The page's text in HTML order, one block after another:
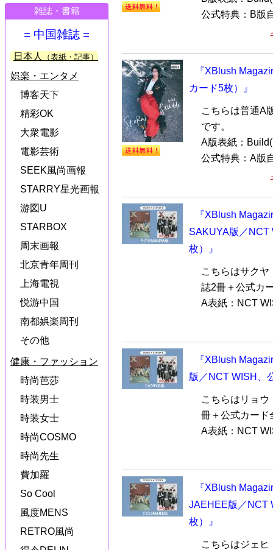
雑誌・書籍
= 中国雑誌 =
日本人 （表紙・記事）
娯楽・エンタメ
博客天下
精彩OK
大衆電影
電影芸術
SEEK風尚画報
STARRY星光画報
游図U
STARBOX
周末画報
北京青年周刊
上海電視
悦游中国
南都娯楽周刊
その他
健康・ファッション
時尚芭莎
時装男士
時装女士
時尚COSMO
時尚先生
費加羅
So Cool
風度MENS
RETRO風尚
公式特典：B版
『XBlush
カード5枚）』
こちらは普通A
です。
A版表紙：
公式特典：A版
『XBlush
SAKUYA版／NCT
枚）』
こちらはサク
誌2冊＋公式カ
A表紙：NCT
『XBlush
版／NCT WISH、
こちらはリョ
冊＋公式カード
A表紙：NCT
『XBlush
JAEHEE版／NCT
枚）』
こちらはジェ